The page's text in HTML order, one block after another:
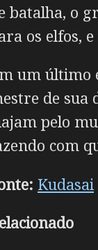
batalha, o
os elfos,
um último
de sua
pelo
com
Kudasai